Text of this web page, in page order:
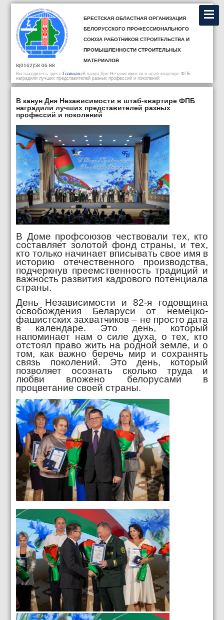
Брестская областная организация
Белорусского профессионального
союза работников строительства и
промышленности строительных
материалов
Вы находитесь здесь: Главная»В канун Дня Независимости в штаб-квартире ФПБ
наградили лучших представителей разных профессий и поколений
8(0162)58-06-88
В канун Дня Независимости в штаб-квартире ФПБ
наградили лучших представителей разных
профессий и поколений
В Доме профсоюзов чествовали тех, кто
составляет золотой фонд страны, и тех,
кто только начинает вписывать свое имя в
историю отечественного производства,
подчеркнув преемственность традиций и
важность развития кадрового потенциала
страны.
День Независимости и 82‑я годовщина
освобождения Беларуси от немецко-
фашистских захватчиков – не просто дата
в календаре. Это день, который
напоминает нам о силе духа, о тех, кто
отстоял право жить на родной земле, и о
том, как важно беречь мир и сохранять
связь поколений. Это день, который
позволяет осознать сколько труда и
любви вложено белорусами в
процветание своей страны.